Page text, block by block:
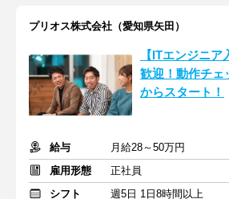
プリオス株式会社（愛知県矢田）
【ITエンジニ
歓迎！動作チェ
からスタート！
給与
月給28～50万円
雇用形態
正社員
シフト
週5日 1日8時間以上